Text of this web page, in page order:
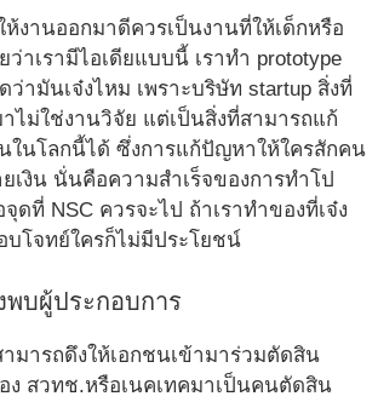
ห้งานออกมาดีควรเป็นงานที่ให้เด็กหรือ
ว่าเรามีไอเดียแบบนี้ เราทำ prototype
ามันเจ๋งไหม เพราะบริษัท startup สิ่งที่
ไม่ใช่งานวิจัย แต่เป็นสิ่งที่สามารถแก้
ในโลกนี้ได้ ซึ่งการแก้ปัญหาให้ใครสักคน
เงิน นั่นคือความสำเร็จของการทำโป
ดที่ NSC ควรจะไป ถ้าเราทำของที่เจ๋ง
โจทย์ใครก็ไม่มีประโยชน์
บผู้ประกอบการ
มารถดึงให้เอกชนเข้ามาร่วมตัดสิน
ง สวทช.หรือเนคเทคมาเป็นคนตัดสิน